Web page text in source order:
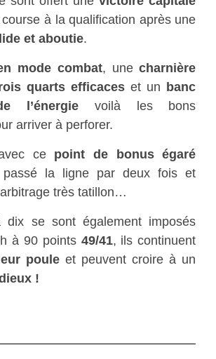
à la qualification après une
et aboutie.
mode combat, unecharnière
quarts efficaces et un banc
l’énergie voilà les bons
arriver à perforer.
ce point de bonus égaré
passé la ligne par deux fois et
très tatillon…
dix se sont également imposés
à 90 points 49/41, ils continuent
pouleet peuvent croire à un
!